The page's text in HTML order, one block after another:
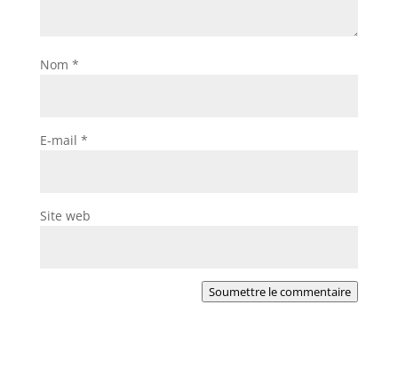
Nom *
E-mail *
Site web
Soumettre le commentaire